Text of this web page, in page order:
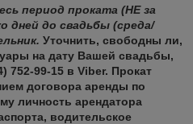
период проката (НЕ за
дней до свадьбы (среда/
Уточнить, свободны ли,
на дату Вашей свадьбы,
752-99-15 в Viber. Прокат
договора аренды по
личность арендатора
водительское